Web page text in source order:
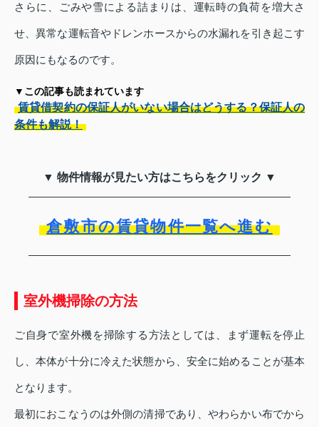
さらに、ごみや雪による詰まりは、運転時の負荷を増大さ
せ、異常な運転音やドレンホースからの水漏れを引き起こす
原因にもなるのです。
▼この記事も読まれています
賃貸借契約の保証人がいない場合はどうする？保証人の
条件も解説！
▼ 物件情報が見たい方はこちらをクリック ▼
倉敷市の賃貸物件一覧へ進む
室外機掃除の方法
ご自身で室外機を掃除する方法としては、まず運転を停止
し、本体が十分に冷えた状態から、安全に始めることが基本
となります。
最初におこなうのは外側の清掃であり、やわらかい布でから